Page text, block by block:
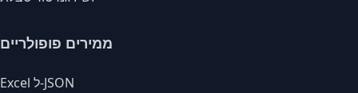
ממירים פופולריים
Excel ל-JSON